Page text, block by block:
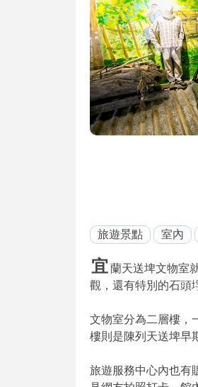
旅遊景點 室內
宜蘭天送埤文物室
觀，還有特別的石頭
文物室分為二層樓，
樓則是陳列天送埤早
旅遊服務中心內也有